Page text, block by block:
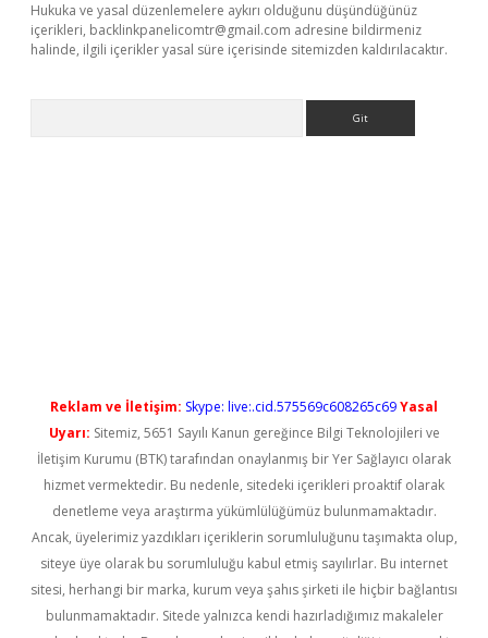
Hukuka ve yasal düzenlemelere aykırı olduğunu düşündüğünüz
içerikleri, backlinkpanelicomtr@gmail.com adresine bildirmeniz
halinde, ilgili içerikler yasal süre içerisinde sitemizden kaldırılacaktır.
Reklam ve İletişim: Skype: live:.cid.575569c608265c69Yasal
Uyarı: Sitemiz, 5651 Sayılı Kanun gereğince Bilgi Teknolojileri ve
İletişim Kurumu (BTK) tarafından onaylanmış bir Yer Sağlayıcı olarak
hizmet vermektedir. Bu nedenle, sitedeki içerikleri proaktif olarak
denetleme veya araştırma yükümlülüğümüz bulunmamaktadır.
Ancak, üyelerimiz yazdıkları içeriklerin sorumluluğunu taşımakta olup,
siteye üye olarak bu sorumluluğu kabul etmiş sayılırlar. Bu internet
sitesi, herhangi bir marka, kurum veya şahıs şirketi ile hiçbir bağlantısı
bulunmamaktadır. Sitede yalnızca kendi hazırladığımız makaleler